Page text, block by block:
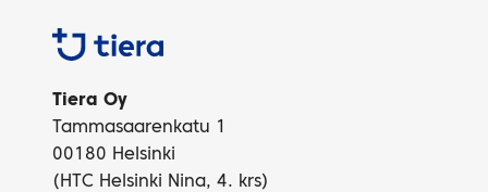
Tiera
Tiera Oy
Tammasaarenkatu 1
00180 Helsinki
(HTC Helsinki Nina, 4. krs)